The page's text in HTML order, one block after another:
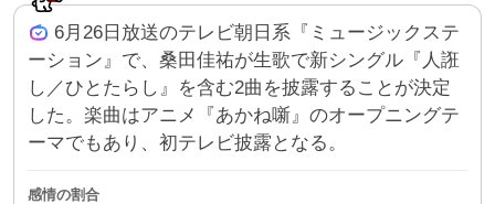
6月26日放送のテレビ朝日系『ミュージックステ
ーション』で、桑田佳祐が生歌で新シングル『人誑
し／ひとたらし』を含む2曲を披露することが決定
した。楽曲はアニメ『あかね噺』のオープニングテ
ーマでもあり、初テレビ披露となる。
感情の割合